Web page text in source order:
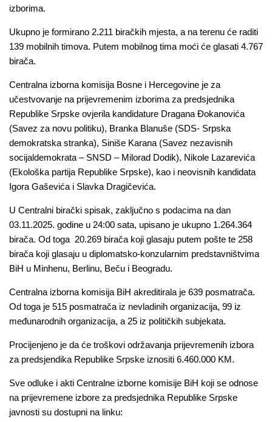
izborima.
Ukupno je formirano 2.211 biračkih mjesta, a na terenu će raditi
139 mobilnih timova. Putem mobilnog tima moći će glasati 4.767
birača.
Centralna izborna komisija Bosne i Hercegovine je za
učestvovanje na prijevremenim izborima za predsjednika
Republike Srpske ovjerila kandidature Dragana Đokanovića
(Savez za novu politiku), Branka Blanuše (SDS- Srpska
demokratska stranka), Siniše Karana (Savez nezavisnih
socijaldemokrata – SNSD – Milorad Dodik), Nikole Lazarevića
(Ekološka partija Republike Srpske), kao i neovisnih kandidata
Igora Gaševića i Slavka Dragičevića.
U Centralni birački spisak, zaključno s podacima na dan
03.11.2025. godine u 24:00 sata, upisano je ukupno 1.264.364
birača. Od toga 20.269 birača koji glasaju putem pošte te 258
birača koji glasaju u diplomatsko-konzularnim predstavništvima
BiH u Minhenu, Berlinu, Beču i Beogradu.
Centralna izborna komisija BiH akreditirala je 639 posmatrača.
Od toga je 515 posmatrača iz nevladinih organizacija, 99 iz
međunarodnih organizacija, a 25 iz političkih subjekata.
Procijenjeno je da će troškovi održavanja prijevremenih izbora
za predsjendika Republike Srpske iznositi 6.460.000 KM.
Sve odluke i akti Centralne izborne komisije BiH koji se odnose
na prijevremene izbore za predsjednika Republike Srpske
javnosti su dostupni na linku: